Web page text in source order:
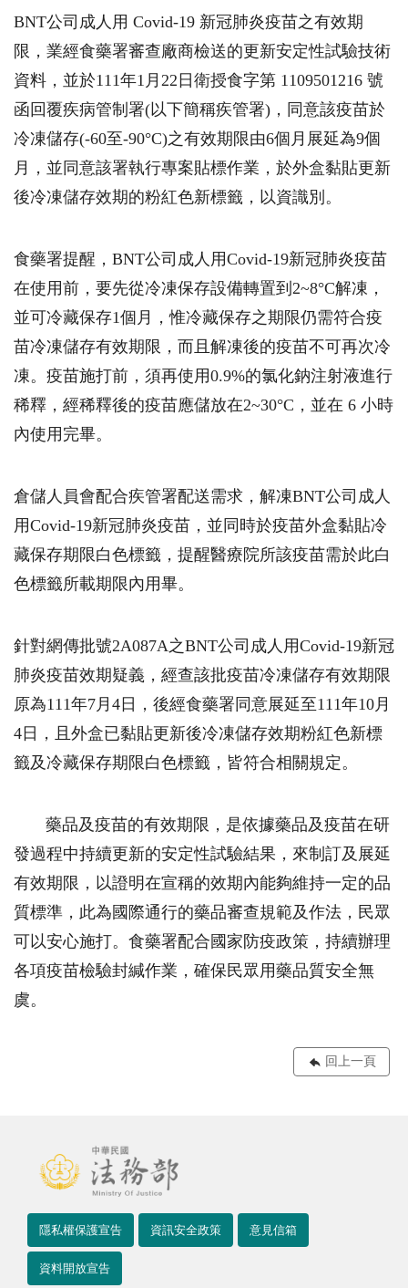
BNT公司成人用 Covid-19 新冠肺炎疫苗之有效期
限，業經食藥署審查廠商檢送的更新安定性試驗技術
資料，並於111年1月22日衛授食字第 1109501216 號
函回覆疾病管制署(以下簡稱疾管署)，同意該疫苗於
冷凍儲存(-60至-90°C)之有效期限由6個月展延為9個
月，並同意該署執行專案貼標作業，於外盒黏貼更新
後冷凍儲存效期的粉紅色新標籤，以資識別。
食藥署提醒，BNT公司成人用Covid-19新冠肺炎疫苗
在使用前，要先從冷凍保存設備轉置到2~8°C解凍，
並可冷藏保存1個月，惟冷藏保存之期限仍需符合疫
苗冷凍儲存有效期限，而且解凍後的疫苗不可再次冷
凍。疫苗施打前，須再使用0.9%的氯化鈉注射液進行
稀釋，經稀釋後的疫苗應儲放在2~30°C，並在 6 小時
內使用完畢。
倉儲人員會配合疾管署配送需求，解凍BNT公司成人
用Covid-19新冠肺炎疫苗，並同時於疫苗外盒黏貼冷
藏保存期限白色標籤，提醒醫療院所該疫苗需於此白
色標籤所載期限內用畢。
針對網傳批號2A087A之BNT公司成人用Covid-19新冠
肺炎疫苗效期疑義，經查該批疫苗冷凍儲存有效期限
原為111年7月4日，後經食藥署同意展延至111年10月
4日，且外盒已黏貼更新後冷凍儲存效期粉紅色新標
籤及冷藏保存期限白色標籤，皆符合相關規定。
藥品及疫苗的有效期限，是依據藥品及疫苗在研
發過程中持續更新的安定性試驗結果，來制訂及展延
有效期限，以證明在宣稱的效期內能夠維持一定的品
質標準，此為國際通行的藥品審查規範及作法，民眾
可以安心施打。食藥署配合國家防疫政策，持續辦理
各項疫苗檢驗封緘作業，確保民眾用藥品質安全無
虞。
回上一頁
隱私權保護宣告 資訊安全政策 意見信箱
資料開放宣告